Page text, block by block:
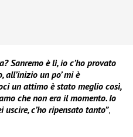
Sanremo è lì, io c’ho provato
all’inizio un po’ mi è
un attimo è stato meglio così,
che non era il momento. Io
c’ho ripensato tanto”,